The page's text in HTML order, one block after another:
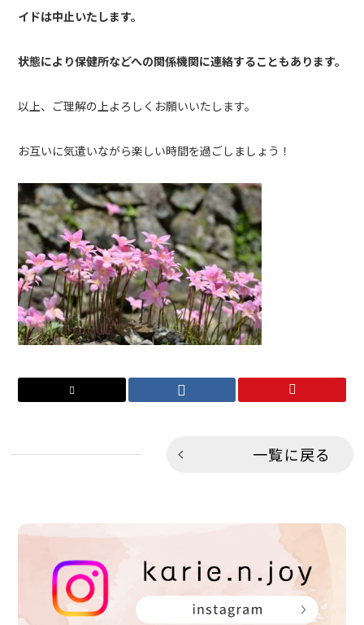
イドは中止いたします。
状態により保健所などへの関係機関に連絡することもあります。
以上、ご理解の上よろしくお願いいたします。
お互いに気遣いながら楽しい時間を過ごしましょう！
一覧に戻る